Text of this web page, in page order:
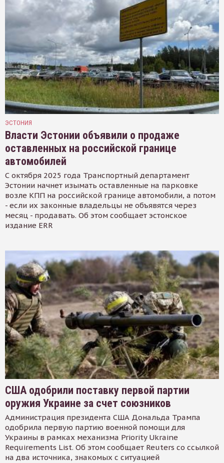
ЭСТОНИЯ
Власти Эстонии объявили о продаже
оставленных на российской границе
автомобилей
С октября 2025 года Транспортный департамент
Эстонии начнет изымать оставленные на парковке
возле КПП на российской границе автомобили, а потом
- если их законные владельцы не объявятся через
месяц - продавать. Об этом сообщает эстонское
издание ERR
США одобрили поставку первой партии
оружия Украине за счет союзников
Администрация президента США Дональда Трампа
одобрила первую партию военной помощи для
Украины в рамках механизма Priority Ukraine
Requirements List. Об этом сообщает Reuters со ссылкой
на два источника, знакомых с ситуацией